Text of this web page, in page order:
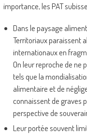
importance, les PAT
Dans le paysage
Territoriaux paraissent
internationaux en
On leur reproche de ne
tels que la
alimentaire et de
connaissent de graves
perspective de
Leur portée souvent